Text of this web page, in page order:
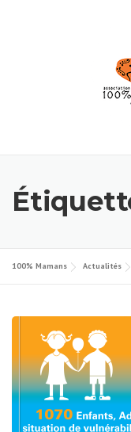
100% Mamans Actualités